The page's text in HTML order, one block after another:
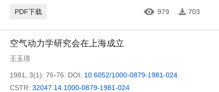
PDF下载 979 703
空气动力学研究会在上海成立
王玉璟
1981, 3(1): 76-76. DOI: 10.6052/1000-0879-1981-024
CSTR: 32047.14.1000-0879-1981-024